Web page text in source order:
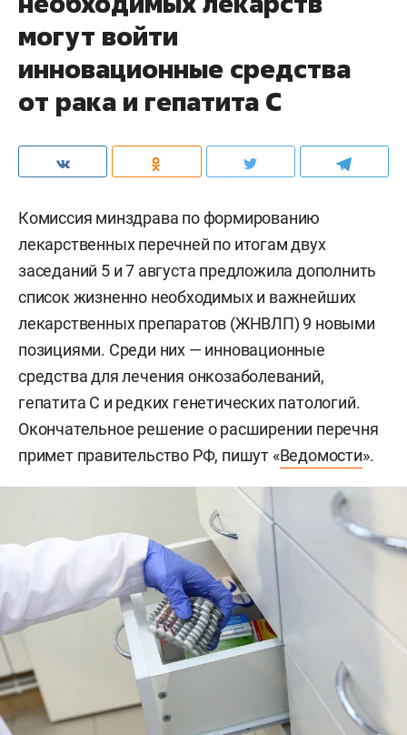
могут войти
инновационные средства
от рака и гепатита С
Комиссия минздрава по формированию
лекарственных перечней по итогам двух
заседаний 5 и 7 августа предложила дополнить
список жизненно необходимых и важнейших
лекарственных препаратов (ЖНВЛП) 9 новыми
позициями. Среди них — инновационные
средства для лечения онкозаболеваний,
гепатита С и редких генетических патологий.
Окончательное решение о расширении перечня
примет правительство РФ, пишут «Ведомости».